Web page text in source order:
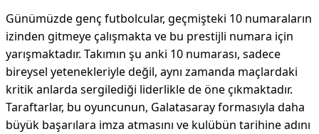
Günümüzde genç futbolcular, geçmişteki 10 numaraların
izinden gitmeye çalışmakta ve bu prestijli numara için
yarışmaktadır. Takımın şu anki 10 numarası, sadece
bireysel yetenekleriyle değil, aynı zamanda maçlardaki
kritik anlarda sergilediği liderlikle de öne çıkmaktadır.
Taraftarlar, bu oyuncunun, Galatasaray formasıyla daha
büyük başarılara imza atmasını ve kulübün tarihine adını